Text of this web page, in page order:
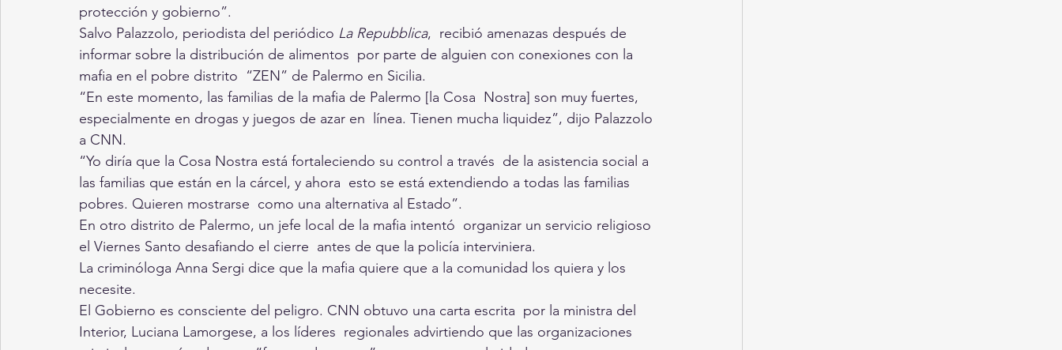
protección y gobierno”.
Salvo Palazzolo, periodista del periódico La Repubblica,  recibió amenazas después de
informar sobre la distribución de alimentos  por parte de alguien con conexiones con la
mafia en el pobre distrito  “ZEN” de Palermo en Sicilia.
“En este momento, las familias de la mafia de Palermo [la Cosa  Nostra] son muy fuertes,
especialmente en drogas y juegos de azar en  línea. Tienen mucha liquidez”, dijo Palazzolo
a CNN.
“Yo diría que la Cosa Nostra está fortaleciendo su control a través  de la asistencia social a
las familias que están en la cárcel, y ahora  esto se está extendiendo a todas las familias
pobres. Quieren mostrarse  como una alternativa al Estado”.
En otro distrito de Palermo, un jefe local de la mafia intentó  organizar un servicio religioso
el Viernes Santo desafiando el cierre  antes de que la policía interviniera.
La criminóloga Anna Sergi dice que la mafia quiere que a la comunidad los quiera y los
necesite.
El Gobierno es consciente del peligro. CNN obtuvo una carta escrita  por la ministra del
Interior, Luciana Lamorgese, a los líderes  regionales advirtiendo que las organizaciones